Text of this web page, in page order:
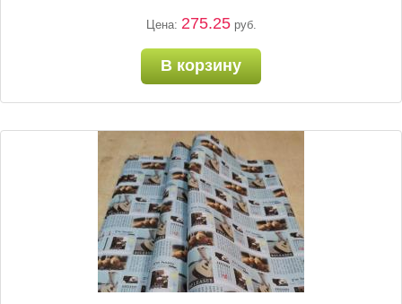
Цена: 275.25руб.
В корзину